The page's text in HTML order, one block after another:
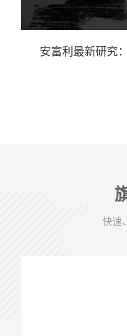
安富利最新研究
快速